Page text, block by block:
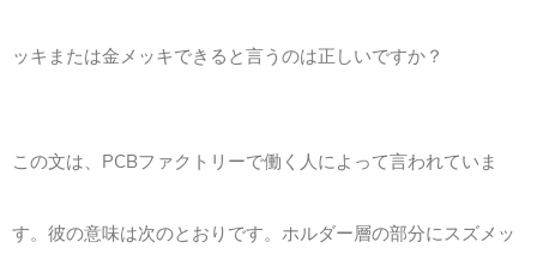
ッキまたは金メッキできると言うのは正しいですか？
この文は、PCBファクトリーで働く人によって言われていま
す。彼の意味は次のとおりです。ホルダー層の部分にスズメッ